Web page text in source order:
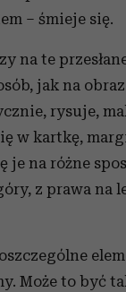
– śmieje się.
na te
jak na
rysuje,
w kartkę,
je na różne
z prawa na
Może to być